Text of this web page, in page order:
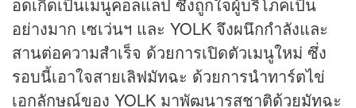
อย่างมาก เซเว่นฯ และ YOLK จึงผนึกกำลังและ
สานต่อความสำเร็จ ด้วยการเปิดตัวเมนูใหม่ ซึ่ง
รอบนี้เอาใจสายเลิฟมัทฉะ ด้วยการนำทาร์ตไข่
เอกลักษณ์ของ YOLK มาพัฒนารสชาติด้วยมัทฉะ